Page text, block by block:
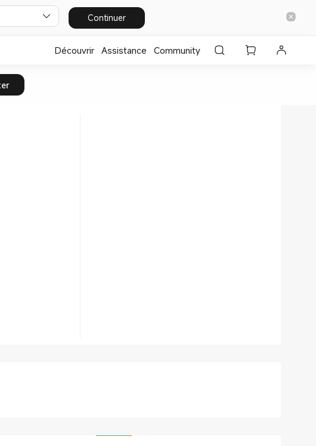
Continuer
Découvrir Assistance Community